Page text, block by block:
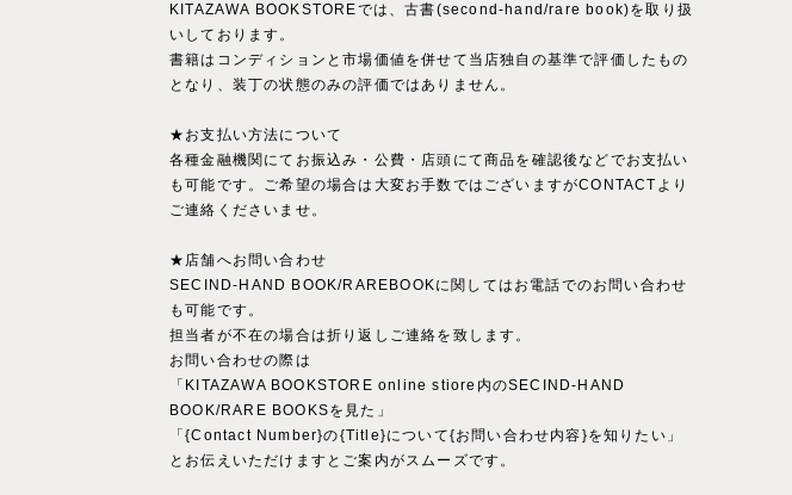
KITAZAWA BOOKSTOREでは、古書(second-hand/rare book)を取り扱
いしております。
書籍はコンディションと市場価値を併せて当店独自の基準で評価したもの
となり、装丁の状態のみの評価ではありません。
★お支払い方法について
各種金融機関にてお振込み・公費・店頭にて商品を確認後などでお支払い
も可能です。ご希望の場合は大変お手数ではございますがCONTACTより
ご連絡くださいませ。
★店舗へお問い合わせ
SECIND-HAND BOOK/RAREBOOKに関してはお電話でのお問い合わせ
も可能です。
担当者が不在の場合は折り返しご連絡を致します。
お問い合わせの際は
「KITAZAWA BOOKSTORE online stiore内のSECIND-HAND
BOOK/RARE BOOKSを見た」
「{Contact Number}の{Title}について{お問い合わせ内容}を知りたい」
とお伝えいただけますとご案内がスムーズです。